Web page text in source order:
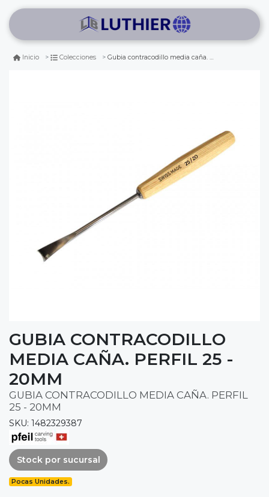
Inicio Colecciones Gubia contracodillo media caña. perfil 25 - 20mm
GUBIA CONTRACODILLO
MEDIA CAÑA. PERFIL 25 -
20MM
GUBIA CONTRACODILLO MEDIA CAÑA. PERFIL
25 - 20MM
SKU: 1482329387
Stock por sucursal
Pocas Unidades.